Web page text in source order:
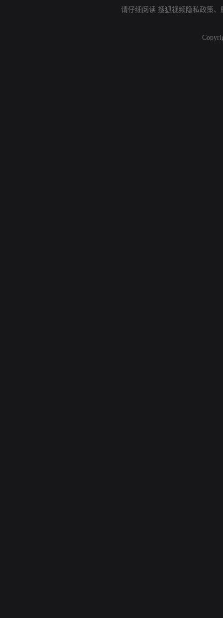
请仔细阅读 搜狐视频隐私政策、